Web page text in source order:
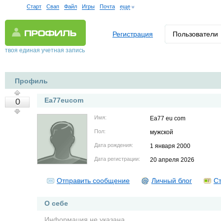
Старт Свап Файл Игры Почта еще
твоя единая учетная запись
Регистрация Пользователи
Профиль
0 Ea77eucom
Имя: Ea77 eu com
Пол: мужской
Дата рождения: 1 января 2000
Дата регистрации: 20 апреля 2026
Отправить сообщение Личный блог
О себе